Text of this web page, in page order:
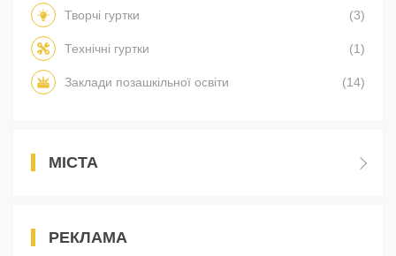
Творчі гуртки (3)
Технічні гуртки (1)
Заклади позашкільної освіти (14)
МІСТА
РЕКЛАМА